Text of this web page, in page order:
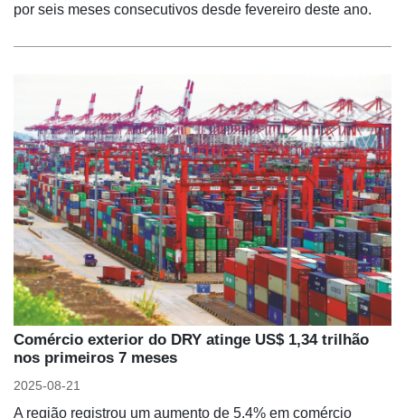
por seis meses consecutivos desde fevereiro deste ano.
Comércio exterior do DRY atinge US$ 1,34 trilhão
nos primeiros 7 meses
2025-08-21
A região registrou um aumento de 5,4% em comércio